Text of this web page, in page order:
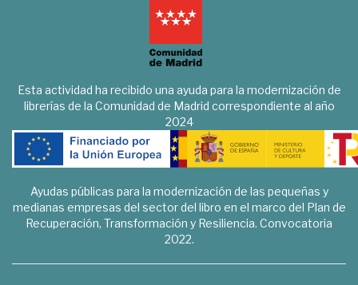
Esta actividad ha recibido una ayuda para la modernización de
librerías de la Comunidad de Madrid correspondiente al año
2024
Ayudas públicas para la modernización de las pequeñas y
medianas empresas del sector del libro en el marco del Plan de
Recuperación, Transformación y Resiliencia. Convocatoria
2022.